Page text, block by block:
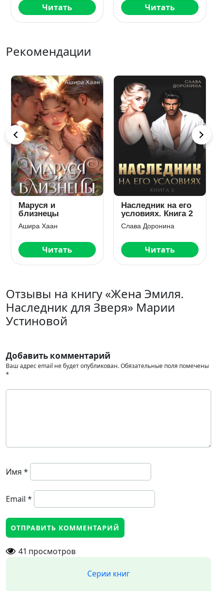
Читать Читать
Рекомендации
Маруся и
близнецы
Ашира Хаан
Читать
Наследник на его
условиях. Книга 2
Слава Доронина
Читать
Отзывы на книгу «Жена Эмиля.
Наследник для Зверя» Марии
Устиновой
Добавить комментарий
Ваш адрес email не будет опубликован.Обязательные поля помечены
*
Имя *
Email *
41 просмотров
Серии книг